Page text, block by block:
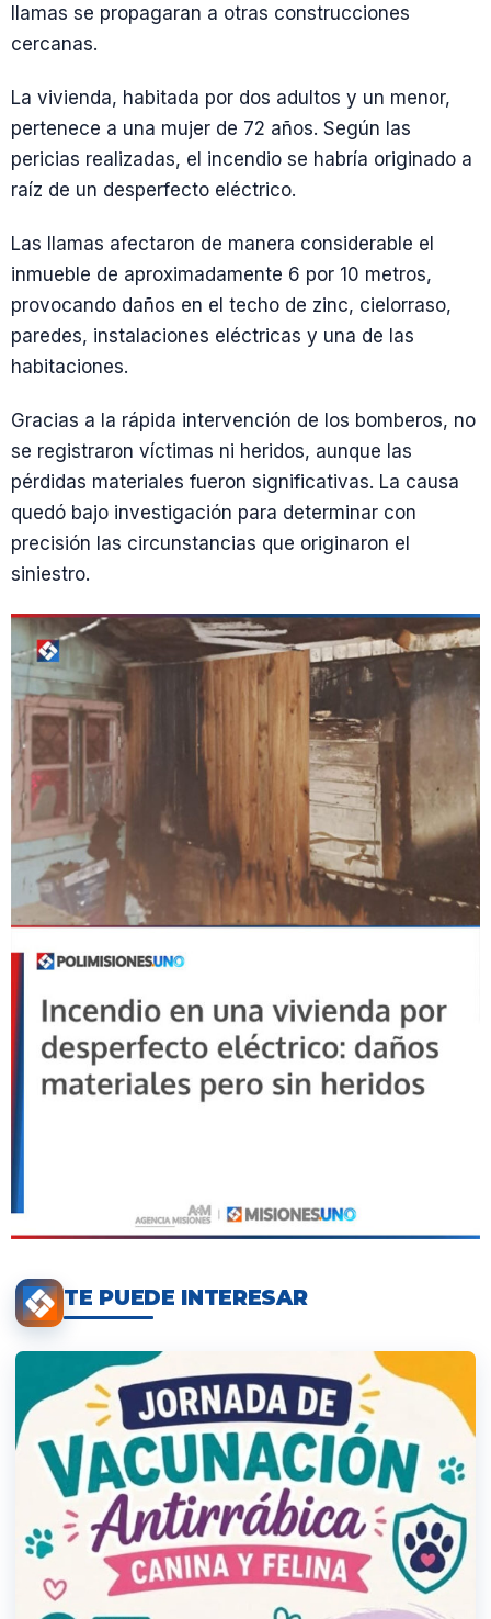
llamas se propagaran a otras construcciones
cercanas.
La vivienda, habitada por dos adultos y un menor,
pertenece a una mujer de 72 años. Según las
pericias realizadas, el incendio se habría originado a
raíz de un desperfecto eléctrico.
Las llamas afectaron de manera considerable el
inmueble de aproximadamente 6 por 10 metros,
provocando daños en el techo de zinc, cielorraso,
paredes, instalaciones eléctricas y una de las
habitaciones.
Gracias a la rápida intervención de los bomberos, no
se registraron víctimas ni heridos, aunque las
pérdidas materiales fueron significativas. La causa
quedó bajo investigación para determinar con
precisión las circunstancias que originaron el
siniestro.
TE PUEDE INTERESAR